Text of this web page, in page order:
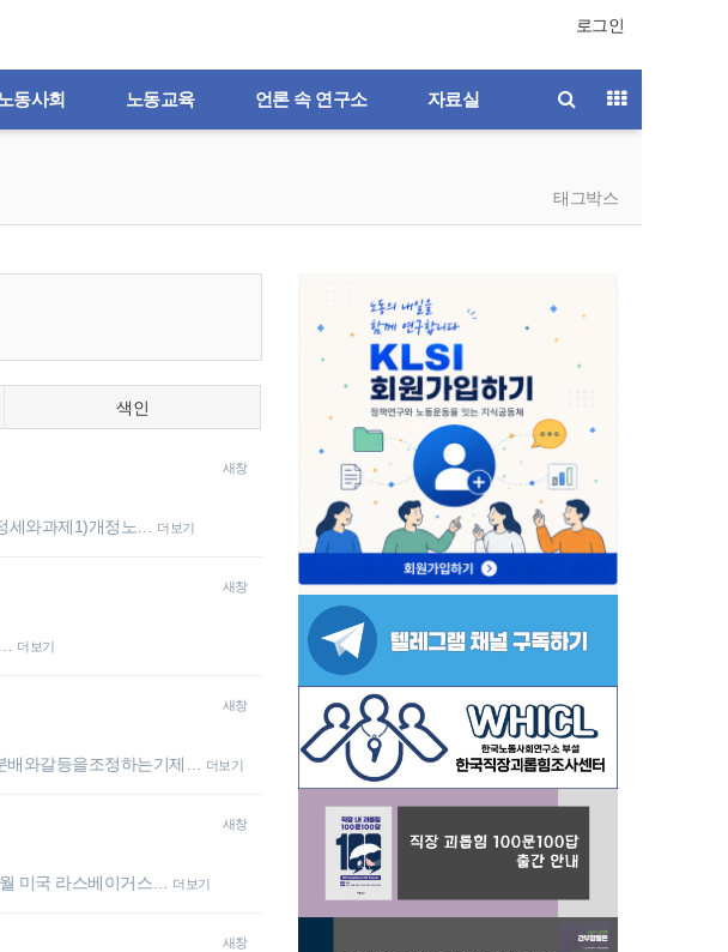
로그인
동사회 노동교육 언론 속 연구소 자료실
태그박스
색인
새창
세와과제1)개정노…
더보기
새창
더보기
새창
배와갈등을조정하는기제…
더보기
새창
미국 라스베이거스…
더보기
새창